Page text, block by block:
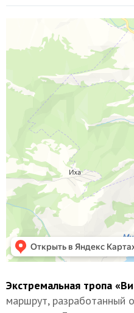
Экстремальная тропа
маршрут, разработанный